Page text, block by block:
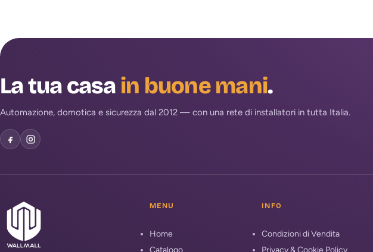
La tua casa in buone mani.
Automazione, domotica e sicurezza dal 2012 — con una rete di installatori in tutta Italia.
MENU
Home
Catalogo
INFO
Condizioni di Vendita
Privacy & Cookie Policy